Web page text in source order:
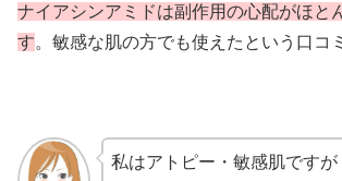
ナイアシンアミドは副作用の心配がほと
す。敏感な肌の方でも使えたという口コ
私はアトピー・敏感肌です